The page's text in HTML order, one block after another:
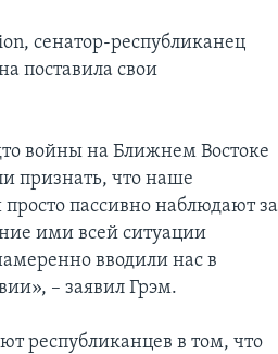
сенатор-республиканец
поставила свои
войны на Ближнем Востоке
признать, что наше
пассивно наблюдают за
ими всей ситуации
вводили нас в
– заявил Грэм.
республиканцев в том, что